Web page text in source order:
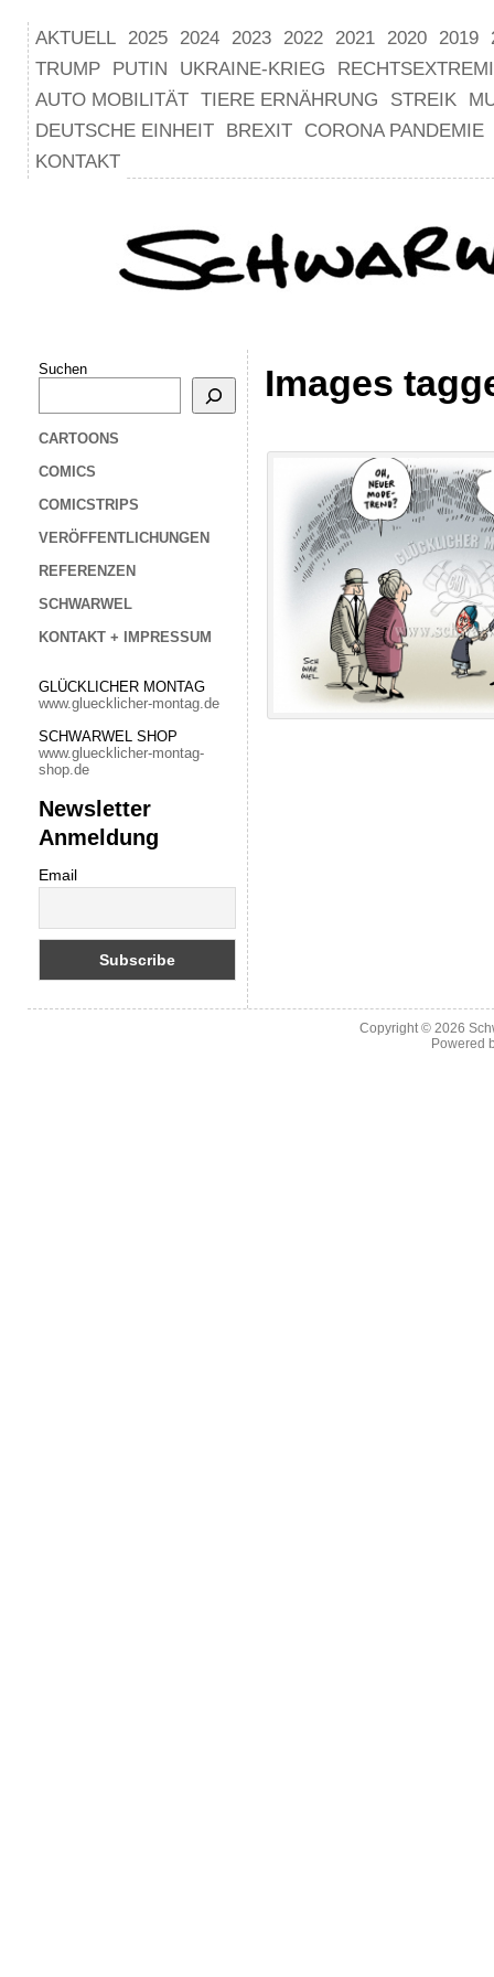
AKTUELL 2025 2024 2023 2022 2021 2020 2019
TRUMP
PUTIN UKRAINE-KRIEG
AUTO MOBILITÄT TIERE ERNÄHRUNG STREIK
DEUTSCHE EINHEIT
BREXIT
CORONA PANDEMIE
KONTAKT
Suchen
CARTOONS
COMICS
COMICSTRIPS
VERÖFFENTLICHUNGEN
REFERENZEN
SCHWARWEL
KONTAKT + IMPRESSUM
GLÜCKLICHER MONTAG
www.gluecklicher-montag.de
SCHWARWEL SHOP
www.gluecklicher-montag-
shop.de
Newsletter
Anmeldung
Email
Images
Copyright © 2026
Powered